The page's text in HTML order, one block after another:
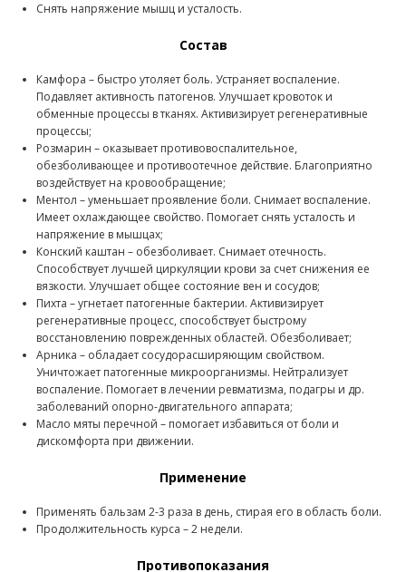
Снять напряжение мышц и усталость.
Состав
Камфора – быстро утоляет боль. Устраняет воспаление.
Подавляет активность патогенов. Улучшает кровоток и
обменные процессы в тканях. Активизирует регенеративные
процессы;
Розмарин – оказывает противовоспалительное,
обезболивающее и противоотечное действие. Благоприятно
воздействует на кровообращение;
Ментол – уменьшает проявление боли. Снимает воспаление.
Имеет охлаждающее свойство. Помогает снять усталость и
напряжение в мышцах;
Конский каштан – обезболивает. Снимает отечность.
Способствует лучшей циркуляции крови за счет снижения ее
вязкости. Улучшает общее состояние вен и сосудов;
Пихта – угнетает патогенные бактерии. Активизирует
регенеративные процесс, способствует быстрому
восстановлению поврежденных областей. Обезболивает;
Арника – обладает сосудорасширяющим свойством.
Уничтожает патогенные микроорганизмы. Нейтрализует
воспаление. Помогает в лечении ревматизма, подагры и др.
заболеваний опорно-двигательного аппарата;
Масло мяты перечной – помогает избавиться от боли и
дискомфорта при движении.
Применение
Применять бальзам 2-3 раза в день, стирая его в область боли.
Продолжительность курса – 2 недели.
Противопоказания